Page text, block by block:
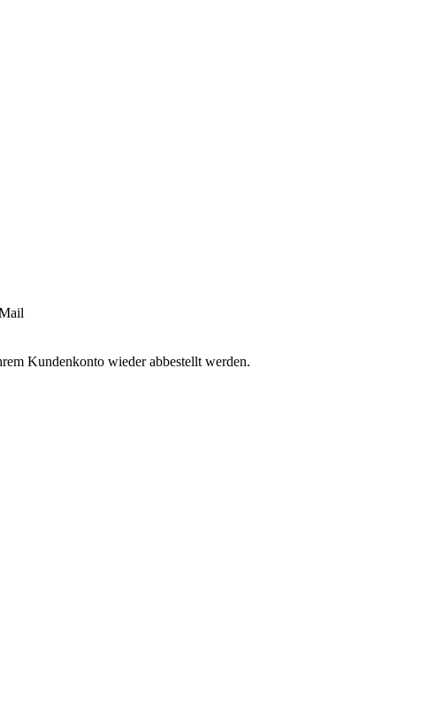
Kundenkonto wieder abbestellt werden.